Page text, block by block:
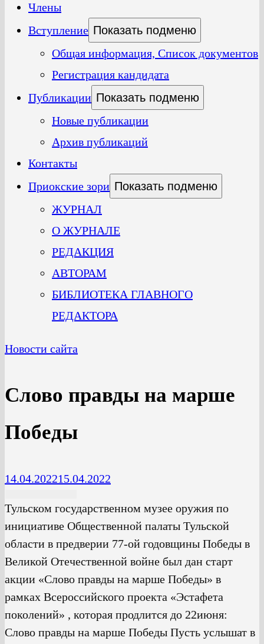
Члены
Вступление Показать подменю
Общая информация, Список документов
Регистрация кандидата
Публикации Показать подменю
Новые публикации
Архив публикаций
Контакты
Приокские зори Показать подменю
ЖУРНАЛ
О ЖУРНАЛЕ
РЕДАКЦИЯ
АВТОРАМ
БИБЛИОТЕКА ГЛАВНОГО
РЕДАКТОРА
Новости сайта
Слово правды на марше
Победы
14.04.202215.04.2022
Тульском государственном музее оружия по
инициативе Общественной палаты Тульской
области в предверии 77-ой годовщины Победы в
Великой Отечественной войне был дан старт
акции «Слово правды на марше Победы» в
рамках Всероссийского проекта «Эстафета
поколений» , которая продлится до 22июня:
Слово правды на марше Победы Пусть услышат в